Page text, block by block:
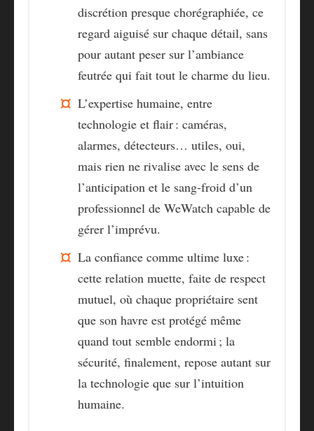
discrétion presque chorégraphiée, ce
regard aiguisé sur chaque détail, sans
pour autant peser sur l’ambiance
feutrée qui fait tout le charme du lieu.
L’expertise humaine, entre
technologie et flair: caméras,
alarmes, détecteurs… utiles, oui,
mais rien ne rivalise avec le sens de
l’anticipation et le sang-froid d’un
professionnel de WeWatch capable de
gérer l’imprévu.
La confiance comme ultime luxe:
cette relation muette, faite de respect
mutuel, où chaque propriétaire sent
que son havre est protégé même
quand tout semble endormi ; la
sécurité, finalement, repose autant sur
la technologie que sur l’intuition
humaine.